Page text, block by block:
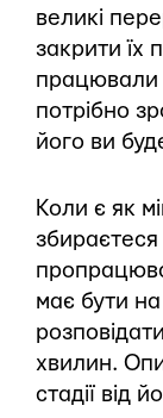
великі
закрити їх
працювали
потрібно
його ви
Коли є як
має бути
хвилин.
стадії від